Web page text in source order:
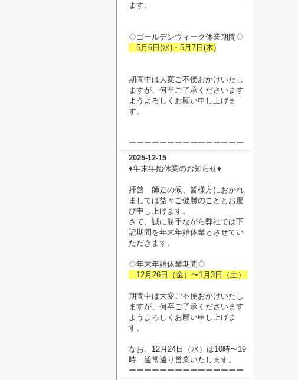
ます。
◇ゴールデンウィーク休業期間◇
5月6日(水)・5月7日(木)
期間中は大変ご不便おかけいたし
ますが、何卒ご了承くださいます
ようよろしくお願い申し上げま
す。
ーーーーーーーーーーーーーーー
2025-12-15
♦︎年末年始休業のお知らせ♦︎
拝啓 師走の候、皆様方におかれ
ましては益々ご健勝のこととお慶
び申し上げます。
さて、誠に勝手ながら弊社では下
記期間を年末年始休業とさせてい
ただきます。
◇年末年始休業期間◇
12月26日（金）〜1月3日（土）
期間中は大変ご不便おかけいたし
ますが、何卒ご了承くださいます
ようよろしくお願い申し上げま
す。
なお、12月24日（水）は10時〜19
時 通常通り営業いたします。
ーーーーーーーーーーーーーーー